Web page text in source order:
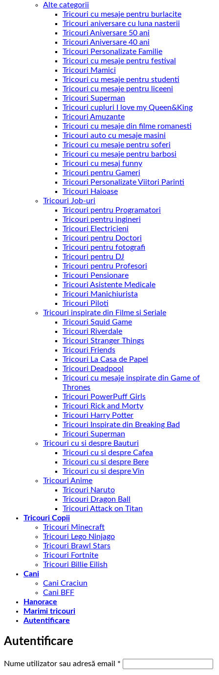
Alte categorii
Tricouri cu mesaje pentru burlacite
Tricouri aniversare cu luna nasterii
Tricouri Aniversare 50 ani
Tricouri Aniversare 40 ani
Tricouri Personalizate Familie
Tricouri cu mesaje pentru festival
Tricouri Mamici
Tricouri cu mesaje pentru studenti
Tricouri cu mesaje pentru liceeni
Tricouri Superman
Tricouri cupluri I love my Queen&King
Tricouri Amuzante
Tricouri cu mesaje din filme romanesti
Tricouri auto cu mesaje masini
Tricouri cu mesaje pentru soferi
Tricouri cu mesaje pentru barbosi
Tricouri cu mesaj funny
Tricouri pentru Gameri
Tricouri Personalizate Viitori Parinti
Tricouri Haioase
Tricouri Job-uri
Tricouri pentru Programatori
Tricouri pentru ingineri
Tricouri Electricieni
Tricouri pentru Doctori
Tricouri pentru fotografi
Tricouri pentru DJ
Tricouri pentru Profesori
Tricouri Pensionare
Tricouri Asistente Medicale
Tricouri Manichiurista
Tricouri Piloti
Tricouri inspirate din Filme si Seriale
Tricouri Squid Game
Tricouri Riverdale
Tricouri Stranger Things
Tricouri Friends
Tricouri La Casa de Papel
Tricouri Deadpool
Tricouri cu mesaje inspirate din Game of
Thrones
Tricouri PowerPuff Girls
Tricouri Rick and Morty
Tricouri Harry Potter
Tricouri Inspirate din Breaking Bad
Tricouri Superman
Tricouri cu si despre Bauturi
Tricouri cu si despre Cafea
Tricouri cu si despre Bere
Tricouri cu si despre Vin
Tricouri Anime
Tricouri Naruto
Tricouri Dragon Ball
Tricouri Attack on Titan
Tricouri Copii
Tricouri Minecraft
Tricouri Lego Ninjago
Tricouri Brawl Stars
Tricouri Fortnite
Tricouri Billie Eilish
Cani
Cani Craciun
Cani BFF
Hanorace
Marimi tricouri
Autentificare
Autentificare
Nume utilizator sau adresă email *